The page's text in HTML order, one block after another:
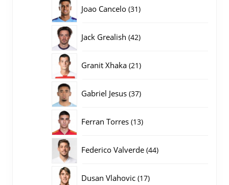
Joao Cancelo 3131
Jack Grealish 4242
Granit Xhaka 2121
Gabriel Jesus 3737
Ferran Torres 1313
Federico Valverde 4444
Dusan Vlahovic 1717